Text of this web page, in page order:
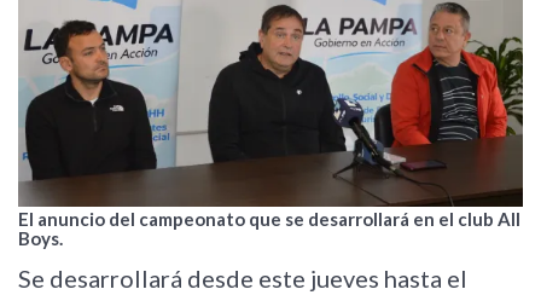
El anuncio del campeonato que se desarrollará en el club All
Boys.
Se desarrollará desde este jueves hasta el